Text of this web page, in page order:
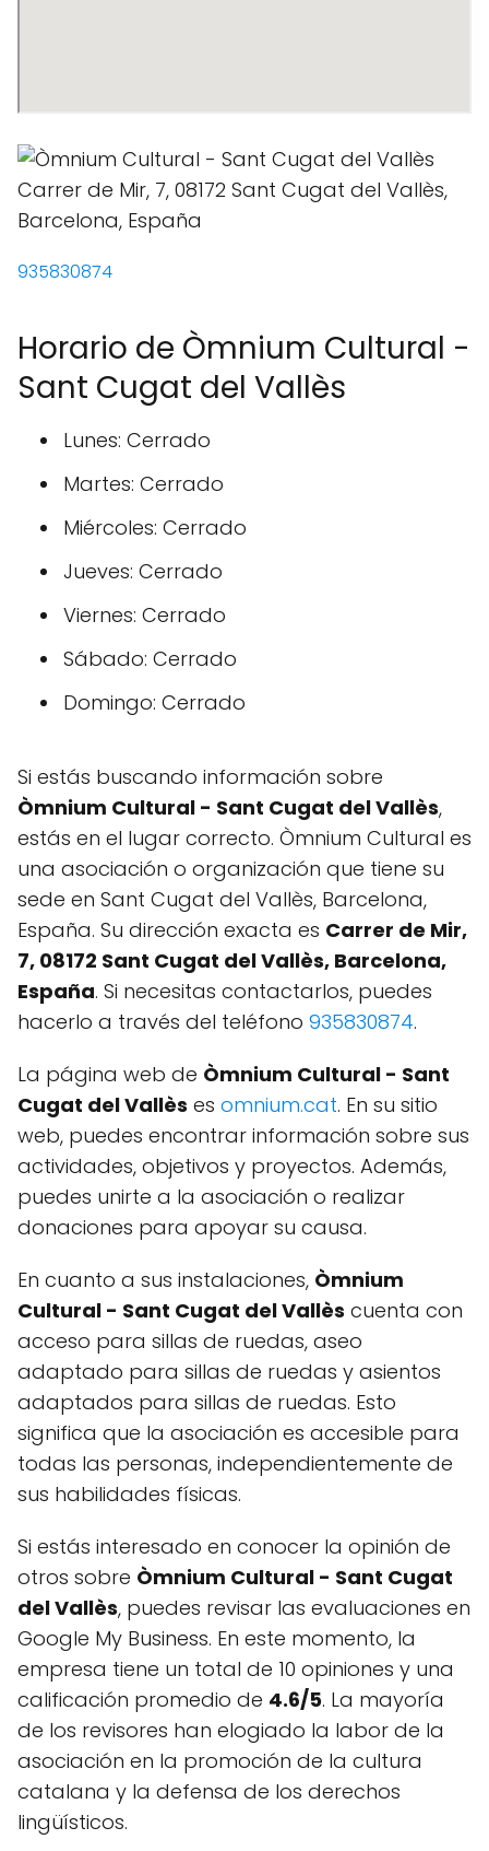
935830874
Horario de Òmnium Cultural -
Sant Cugat del Vallès
Lunes: Cerrado
Martes: Cerrado
Miércoles: Cerrado
Jueves: Cerrado
Viernes: Cerrado
Sábado: Cerrado
Domingo: Cerrado
Si estás buscando información sobre
Òmnium Cultural - Sant Cugat del Vallès,
estás en el lugar correcto. Òmnium Cultural es
una asociación o organización que tiene su
sede en Sant Cugat del Vallès, Barcelona,
España. Su dirección exacta es Carrer de Mir,
7, 08172 Sant Cugat del Vallès, Barcelona,
España. Si necesitas contactarlos, puedes
hacerlo a través del teléfono 935830874.
La página web de Òmnium Cultural - Sant
Cugat del Vallès es omnium.cat. En su sitio
web, puedes encontrar información sobre sus
actividades, objetivos y proyectos. Además,
puedes unirte a la asociación o realizar
donaciones para apoyar su causa.
En cuanto a sus instalaciones, Òmnium
Cultural - Sant Cugat del Vallès cuenta con
acceso para sillas de ruedas, aseo
adaptado para sillas de ruedas y asientos
adaptados para sillas de ruedas. Esto
significa que la asociación es accesible para
todas las personas, independientemente de
sus habilidades físicas.
Si estás interesado en conocer la opinión de
otros sobre Òmnium Cultural - Sant Cugat
del Vallès, puedes revisar las evaluaciones en
Google My Business. En este momento, la
empresa tiene un total de 10 opiniones y una
calificación promedio de 4.6/5. La mayoría
de los revisores han elogiado la labor de la
asociación en la promoción de la cultura
catalana y la defensa de los derechos
lingüísticos.